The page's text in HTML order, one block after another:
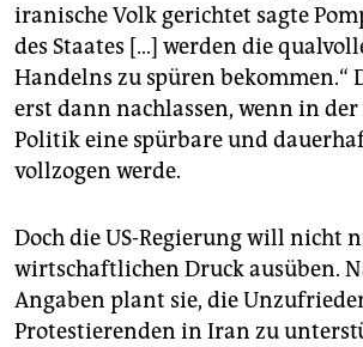
iranische Volk gerichtet sagte
des Staates […] werden die
Handelns zu spüren bekommen.“
erst dann nachlassen, wenn in
Politik eine spürbare und
vollzogen werde.
Doch die US-Regierung will nicht
wirtschaftlichen Druck ausüben.
Angaben plant sie, die
Protestierenden in Iran zu